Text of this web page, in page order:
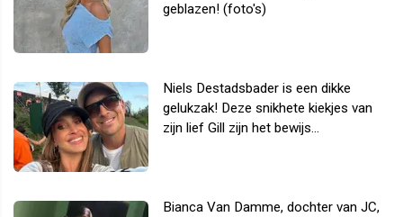
geblazen! (foto's)
Niels Destadsbader is een dikke
gelukzak! Deze snikhete kiekjes van
zijn lief Gill zijn het bewijs...
Bianca Van Damme, dochter van JC,